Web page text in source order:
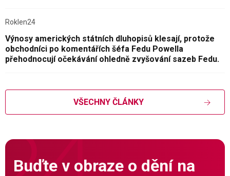
Roklen24
Výnosy amerických státních dluhopisů klesají, protože
obchodníci po komentářích šéfa Fedu Powella
přehodnocují očekávání ohledně zvyšování sazeb Fedu.
VŠECHNY ČLÁNKY
Buďte v obraze o dění na